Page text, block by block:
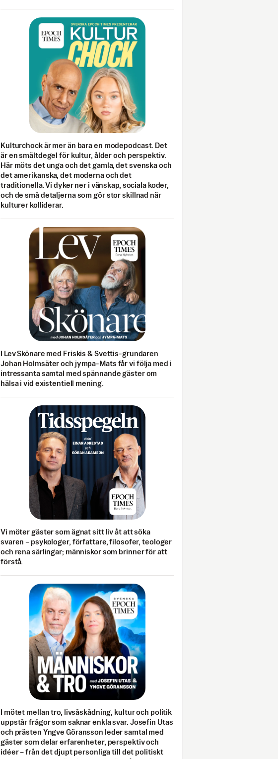
Kulturchock är mer än bara en modepodcast. Det
är en smältdegel för kultur, ålder och perspektiv.
Här möts det unga och det gamla, det svenska och
det amerikanska, det moderna och det
traditionella. Vi dyker ner i vänskap, sociala koder,
och de små detaljerna som gör stor skillnad när
kulturer kolliderar.
I Lev Skönare med Friskis & Svettis-grundaren
Johan Holmsäter och jympa-Mats får vi följa med i
intressanta samtal med spännande gäster om
hälsa i vid existentiell mening.
Vi möter gäster som ägnat sitt liv åt att söka
svaren – psykologer, författare, filosofer, teologer
och rena särlingar; människor som brinner för att
förstå.
I mötet mellan tro, livsåskådning, kultur och politik
uppstår frågor som saknar enkla svar. Josefin Utas
och prästen Yngve Göransson leder samtal med
gäster som delar erfarenheter, perspektiv och
idéer – från det djupt personliga till det politiskt